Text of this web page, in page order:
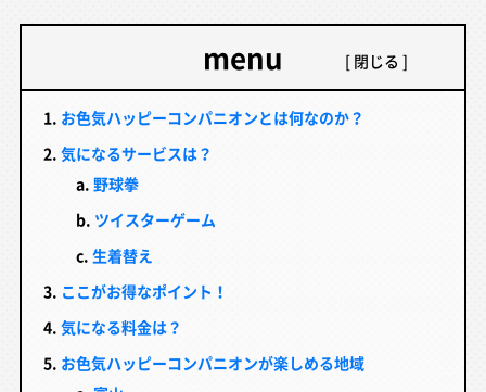
menu
お色気ハッピーコンパニオンとは何なのか？
気になるサービスは？
野球拳
ツイスターゲーム
生着替え
ここがお得なポイント！
気になる料金は？
お色気ハッピーコンパニオンが楽しめる地域